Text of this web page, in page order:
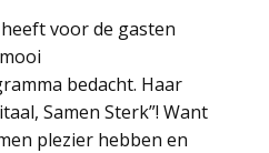
voor de gasten
bedacht. Haar
Samen Sterk”! Want
plezier hebben en